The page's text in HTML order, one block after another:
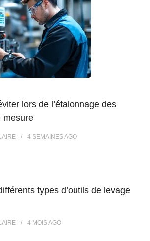
lors de l’étalonnage des
mesure
4 SEMAINESAGO
types d’outils de levage
4 MOISAGO